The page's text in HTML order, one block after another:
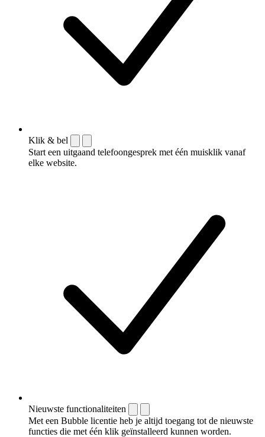
Klik & bel
Start een uitgaand telefoongesprek met één muisklik vanaf
elke website.
Nieuwste functionaliteiten
Met een Bubble licentie heb je altijd toegang tot de nieuwste
functies die met één klik geïnstalleerd kunnen worden.